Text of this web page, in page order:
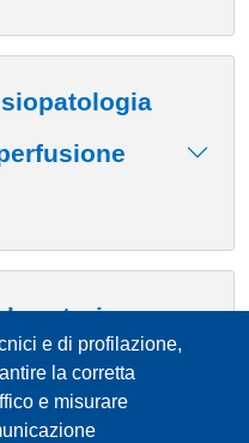
e di profilazione,
la corretta
e misurare